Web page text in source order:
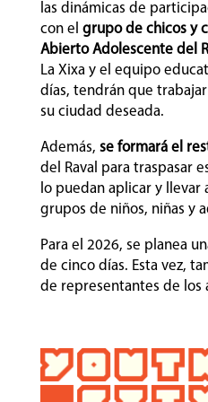
las dinámicas de
con el grupo de chicos y
Abierto Adolescente del
La Xixa y el equipo
días, tendrán que
su ciudad deseada.
Además, se formará el
del Raval para traspasar
lo puedan aplicar y llevar
grupos de niños, niñas y
Para el 2026, se planea
de cinco días. Esta vez,
de representantes de los